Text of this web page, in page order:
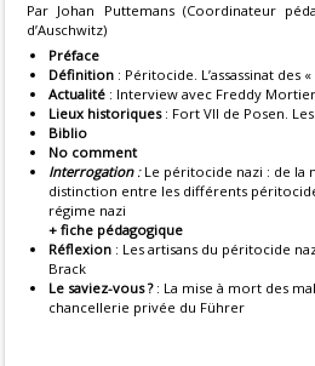
Par Johan Puttemans (Coordinateur
d’Auschwitz)
Préface
Définition : Péritocide. L’assassinat des
Actualité : Interview avec Freddy Mortier
Lieux historiques: Fort VII de Posen.
Biblio
No comment
Interrogation: Le péritocide nazi : de la
distinction entre les différents
régime nazi
+ fiche pédagogique
Réflexion : Les artisans du péritocide
Brack
Le saviez-vous ?: La mise à mort des
chancellerie privée du Führer